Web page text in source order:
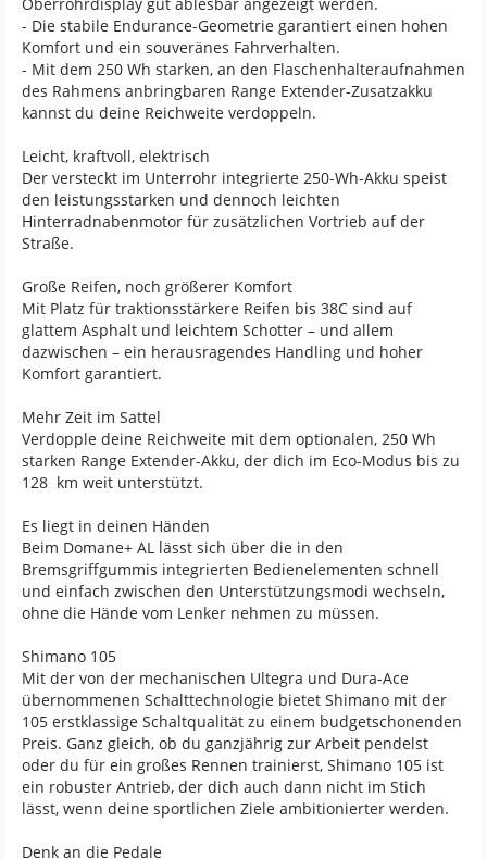
- Die stabile Endurance-Geometrie garantiert einen hohen
Komfort und ein souveränes Fahrverhalten.
- Mit dem 250 Wh starken, an den Flaschenhalteraufnahmen
des Rahmens anbringbaren Range Extender-Zusatzakku
kannst du deine Reichweite verdoppeln.
Leicht, kraftvoll, elektrisch
Der versteckt im Unterrohr integrierte 250-Wh-Akku speist
den leistungsstarken und dennoch leichten
Hinterradnabenmotor für zusätzlichen Vortrieb auf der
Straße.
Große Reifen, noch größerer Komfort
Mit Platz für traktionsstärkere Reifen bis 38C sind auf
glattem Asphalt und leichtem Schotter – und allem
dazwischen – ein herausragendes Handling und hoher
Komfort garantiert.
Mehr Zeit im Sattel
Verdopple deine Reichweite mit dem optionalen, 250 Wh
starken Range Extender-Akku, der dich im Eco-Modus bis zu
128 km weit unterstützt.
Es liegt in deinen Händen
Beim Domane+ AL lässt sich über die in den
Bremsgriffgummis integrierten Bedienelementen schnell
und einfach zwischen den Unterstützungsmodi wechseln,
ohne die Hände vom Lenker nehmen zu müssen.
Shimano 105
Mit der von der mechanischen Ultegra und Dura-Ace
übernommenen Schalttechnologie bietet Shimano mit der
105 erstklassige Schaltqualität zu einem budgetschonenden
Preis. Ganz gleich, ob du ganzjährig zur Arbeit pendelst
oder du für ein großes Rennen trainierst, Shimano 105 ist
ein robuster Antrieb, der dich auch dann nicht im Stich
lässt, wenn deine sportlichen Ziele ambitionierter werden.
Denk an die Pedale